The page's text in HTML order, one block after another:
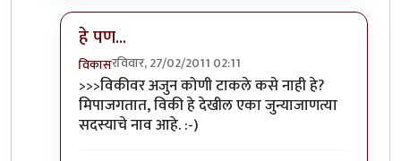
हे पण...
विकासरविवार, 27/02/2011 02:11
In reply toविदा नाही ?byकुंदन
>>>विकीवर अजुन कोणी टाकले कसे नाही हे?
मिपाजगतात, विकी हे देखील एका जुन्याजाणत्या
सदस्याचे नाव आहे. :-)